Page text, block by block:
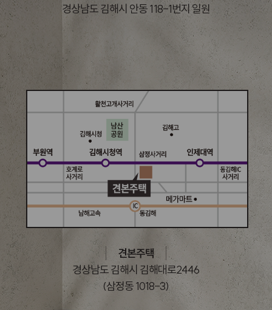
경상남도 김해시 안동 118-1번지 일원
견본주택
경상남도 김해시 김해대로2446
(삼정동 1018-3)